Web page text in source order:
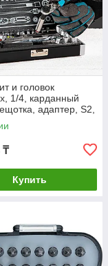
и головок
1/4, карданный
адаптер, S2,
₸
Купить